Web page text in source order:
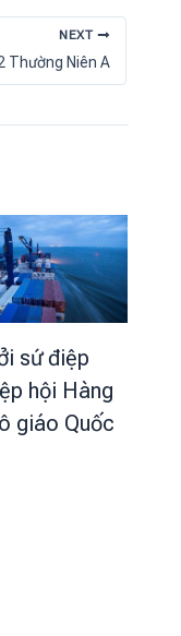
NEXT
Thường Niên A
sứ điệp
hội Hàng
giáo Quốc